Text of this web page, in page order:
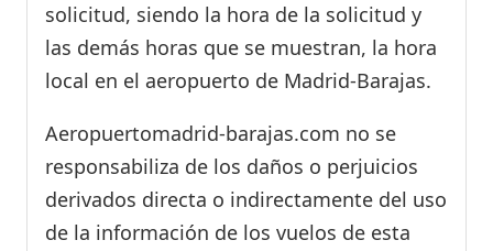
solicitud, siendo la hora de la solicitud y
las demás horas que se muestran, la hora
local en el aeropuerto de Madrid-Barajas.
Aeropuertomadrid-barajas.com no se
responsabiliza de los daños o perjuicios
derivados directa o indirectamente del uso
de la información de los vuelos de esta